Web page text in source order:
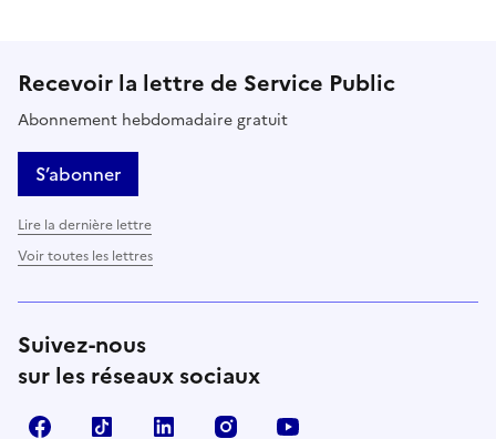
Recevoir la lettre de Service Public
Abonnement hebdomadaire gratuit
S’abonner
Lire la dernière lettre
Voir toutes les lettres
Suivez-nous
sur les réseaux sociaux
FacebookTikTok LinkedIn Instagram